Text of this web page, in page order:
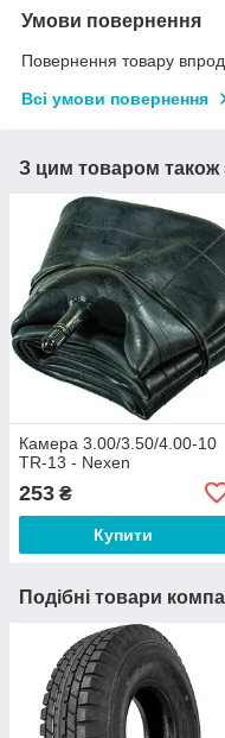
Умови повернення
Повернення товару
Всі умови повернення
З цим товаром
Камера 3.00/3.50/4.00-10
TR-13 - Nexen
253 ₴
Купити
Подібні товари